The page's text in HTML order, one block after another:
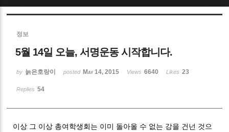
정보
5월 14일 오늘, 서명운동 시작합니다.
by 늙은호랑이 posted May 14, 2015 Views 6640 Likes 23
Replies 54
이상 그 이상 총여학생회는 이미 돌아올 수 없는 강을 건넌 것으
Sketchbook5, 스케치북5
Sketchbook5, 스케치북5